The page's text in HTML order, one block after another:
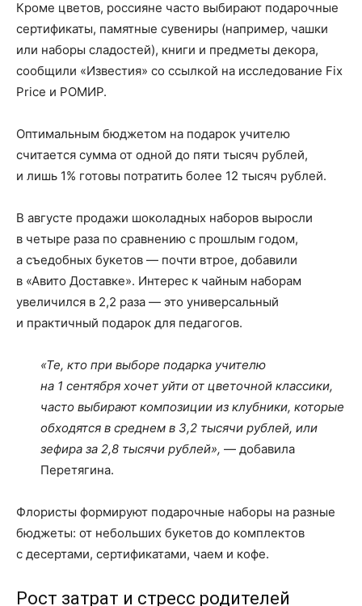
Кроме цветов, россияне часто выбирают подарочные
сертификаты, памятные сувениры (например, чашки
или наборы сладостей), книги и предметы декора,
сообщили «Известия» со ссылкой на исследование Fix
Price и РОМИР.
Оптимальным бюджетом на подарок учителю
считается сумма от одной до пяти тысяч рублей,
и лишь 1% готовы потратить более 12 тысяч рублей.
В августе продажи шоколадных наборов выросли
в четыре раза по сравнению с прошлым годом,
а съедобных букетов — почти втрое, добавили
в «Авито Доставке». Интерес к чайным наборам
увеличился в 2,2 раза — это универсальный
и практичный подарок для педагогов.
«Те, кто при выборе подарка учителю
на 1 сентября хочет уйти от цветочной классики,
часто выбирают композиции из клубники, которые
обходятся в среднем в 3,2 тысячи рублей, или
зефира за 2,8 тысячи рублей», — добавила
Перетягина.
Флористы формируют подарочные наборы на разные
бюджеты: от небольших букетов до комплектов
с десертами, сертификатами, чаем и кофе.
Рост затрат и стресс родителей